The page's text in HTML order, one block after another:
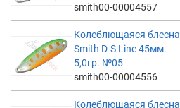
smith00-00004557
Колеблющаяся блесна
Smith D-S Line 45мм.
5,0гр. №05
smith00-00004556
Колеблющаяся блесна